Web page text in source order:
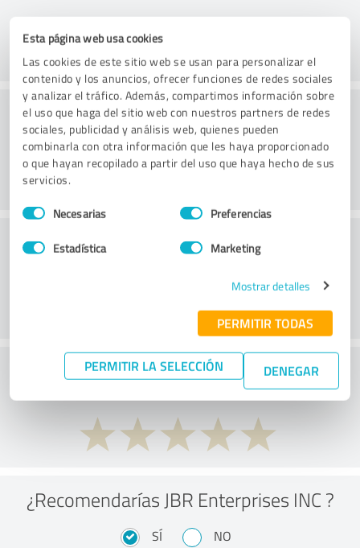
Esta página web usa cookies
Las cookies de este sitio web se usan para personalizar el
contenido y los anuncios, ofrecer funciones de redes sociales
y analizar el tráfico. Además, compartimos información sobre
el uso que haga del sitio web con nuestros partners de redes
sociales, publicidad y análisis web, quienes pueden
combinarla con otra información que les haya proporcionado
o que hayan recopilado a partir del uso que haya hecho de sus
servicios.
Selección
de
Necesarias Preferencias
Estadística Marketing
Mostrar detalles
PERMITIR TODAS
PERMITIR LA SELECCIÓN DENEGAR
Consultoría
Servicio de atención al cliente
¿Qué te parece la relación calidad-precio?
¿Recomendarías JBR Enterprises INC ?
SÍ NO